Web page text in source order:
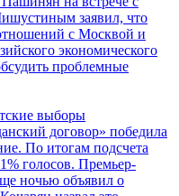
заявил, что
с Москвой и
экономического
проблемные
выборы
договор» победила
По итогам подсчета
голосов. Премьер-
ночью объявил о